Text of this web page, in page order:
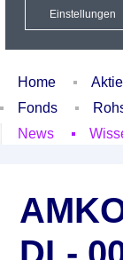
Xetra Realtime
Home
Fonds
News
Einstellungen